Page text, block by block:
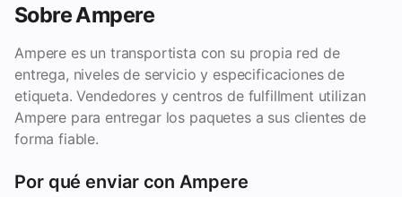
Sobre Ampere
Ampere es un transportista con su propia red de
entrega, niveles de servicio y especificaciones de
etiqueta. Vendedores y centros de fulfillment utilizan
Ampere para entregar los paquetes a sus clientes de
forma fiable.
Por qué enviar con Ampere